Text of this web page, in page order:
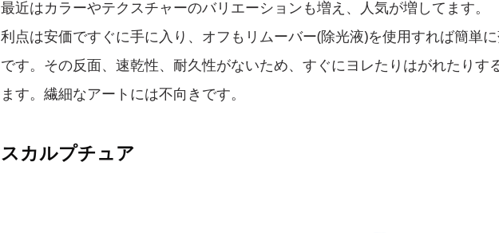
最近はカラーやテクスチャーのバリエーションも増え、人気が増してます。
利点は安価ですぐに手に入り、オフもリムーバー(除光液)を使用すれば簡単
です。その反面、速乾性、耐久性がないため、すぐにヨレたりはがれたりす
ます。繊細なアートには不向きです。
スカルプチュア